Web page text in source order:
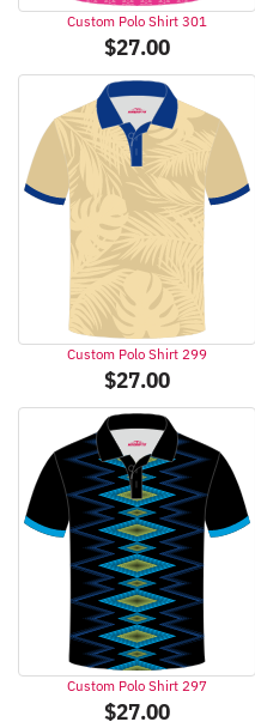
Custom Polo Shirt 301
$27.00
Custom Polo Shirt 299
$27.00
Custom Polo Shirt 297
$27.00